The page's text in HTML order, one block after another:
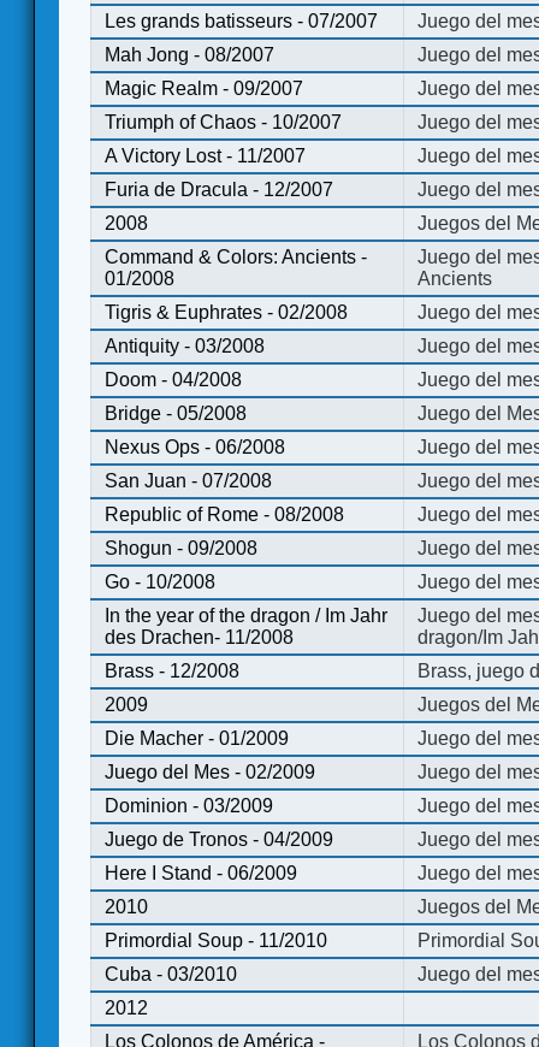
Les grands batisseurs - 07/2007
Juego del
Mah Jong - 08/2007
Juego del
Magic Realm - 09/2007
Juego del
Triumph of Chaos - 10/2007
Juego del
A Victory Lost - 11/2007
Juego del
Furia de Dracula - 12/2007
Juego del
2008
Juegos del
Command & Colors: Ancients -
01/2008
Juego del
Ancients
Tigris & Euphrates - 02/2008
Juego del
Antiquity - 03/2008
Juego del
Doom - 04/2008
Juego del
Bridge - 05/2008
Juego del
Nexus Ops - 06/2008
Juego del
San Juan - 07/2008
Juego del
Republic of Rome - 08/2008
Juego del
Shogun - 09/2008
Juego del
Go - 10/2008
Juego del
In the year of the dragon / Im Jahr
des Drachen- 11/2008
Juego del
dragon/Im
Brass - 12/2008
Brass, juego
2009
Juegos del
Die Macher - 01/2009
Juego del
Juego del Mes - 02/2009
Juego del
Dominion - 03/2009
Juego del
Juego de Tronos - 04/2009
Juego del
Here I Stand - 06/2009
Juego del
2010
Juegos del
Primordial Soup - 11/2010
Primordial
Cuba - 03/2010
Juego del
2012
Los Colonos de América -
Los Colonos